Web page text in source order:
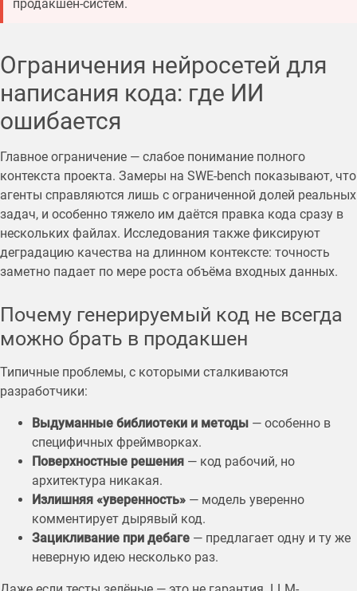
продакшен-систем.
Ограничения нейросетей для
написания кода: где ИИ
ошибается
Главное ограничение — слабое понимание полного
контекста проекта. Замеры на SWE-bench показывают, что
агенты справляются лишь с ограниченной долей реальных
задач, и особенно тяжело им даётся правка кода сразу в
нескольких файлах. Исследования также фиксируют
деградацию качества на длинном контексте: точность
заметно падает по мере роста объёма входных данных.
Почему генерируемый код не всегда
можно брать в продакшен
Типичные проблемы, с которыми сталкиваются
разработчики:
Выдуманные библиотеки и методы — особенно в
специфичных фреймворках.
Поверхностные решения — код рабочий, но
архитектура никакая.
Излишняя «уверенность» — модель уверенно
комментирует дырявый код.
Зацикливание при дебаге — предлагает одну и ту же
неверную идею несколько раз.